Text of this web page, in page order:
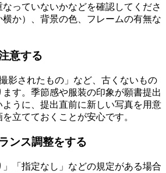
っていないかなどを確認してくださ
か）、背景の色、フレームの有無な
意する
影されたもの」など、古くないもの
す。季節感や服装の印象が願書提出
うに、提出直前に新しい写真を用意
立てておくことが安心です。
ンス調整をする
「指定なし」などの規定がある場合